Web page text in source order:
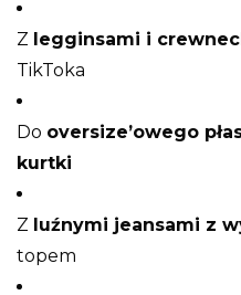
Z legginsami i
TikToka
Do oversize’owego
kurtki
Z luźnymi jeansami z
topem